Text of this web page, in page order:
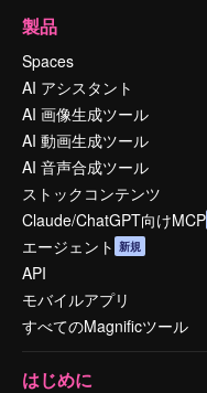
製品
Spaces
AI アシスタント
AI 画像生成ツール
AI 動画生成ツール
AI 音声合成ツール
ストックコンテンツ
Claude/ChatGPT向けMCP
エージェント 新規
API
モバイルアプリ
すべてのMagnificツール
はじめに